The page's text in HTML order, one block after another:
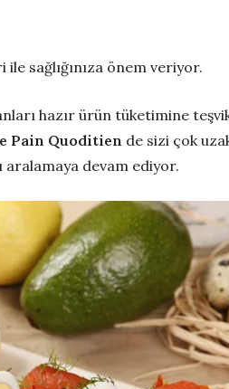
sağlığınıza önem veriyor.
hazır ürün tüketimine
Pain Quoditien de sizi çok
aralamaya devam ediyor.